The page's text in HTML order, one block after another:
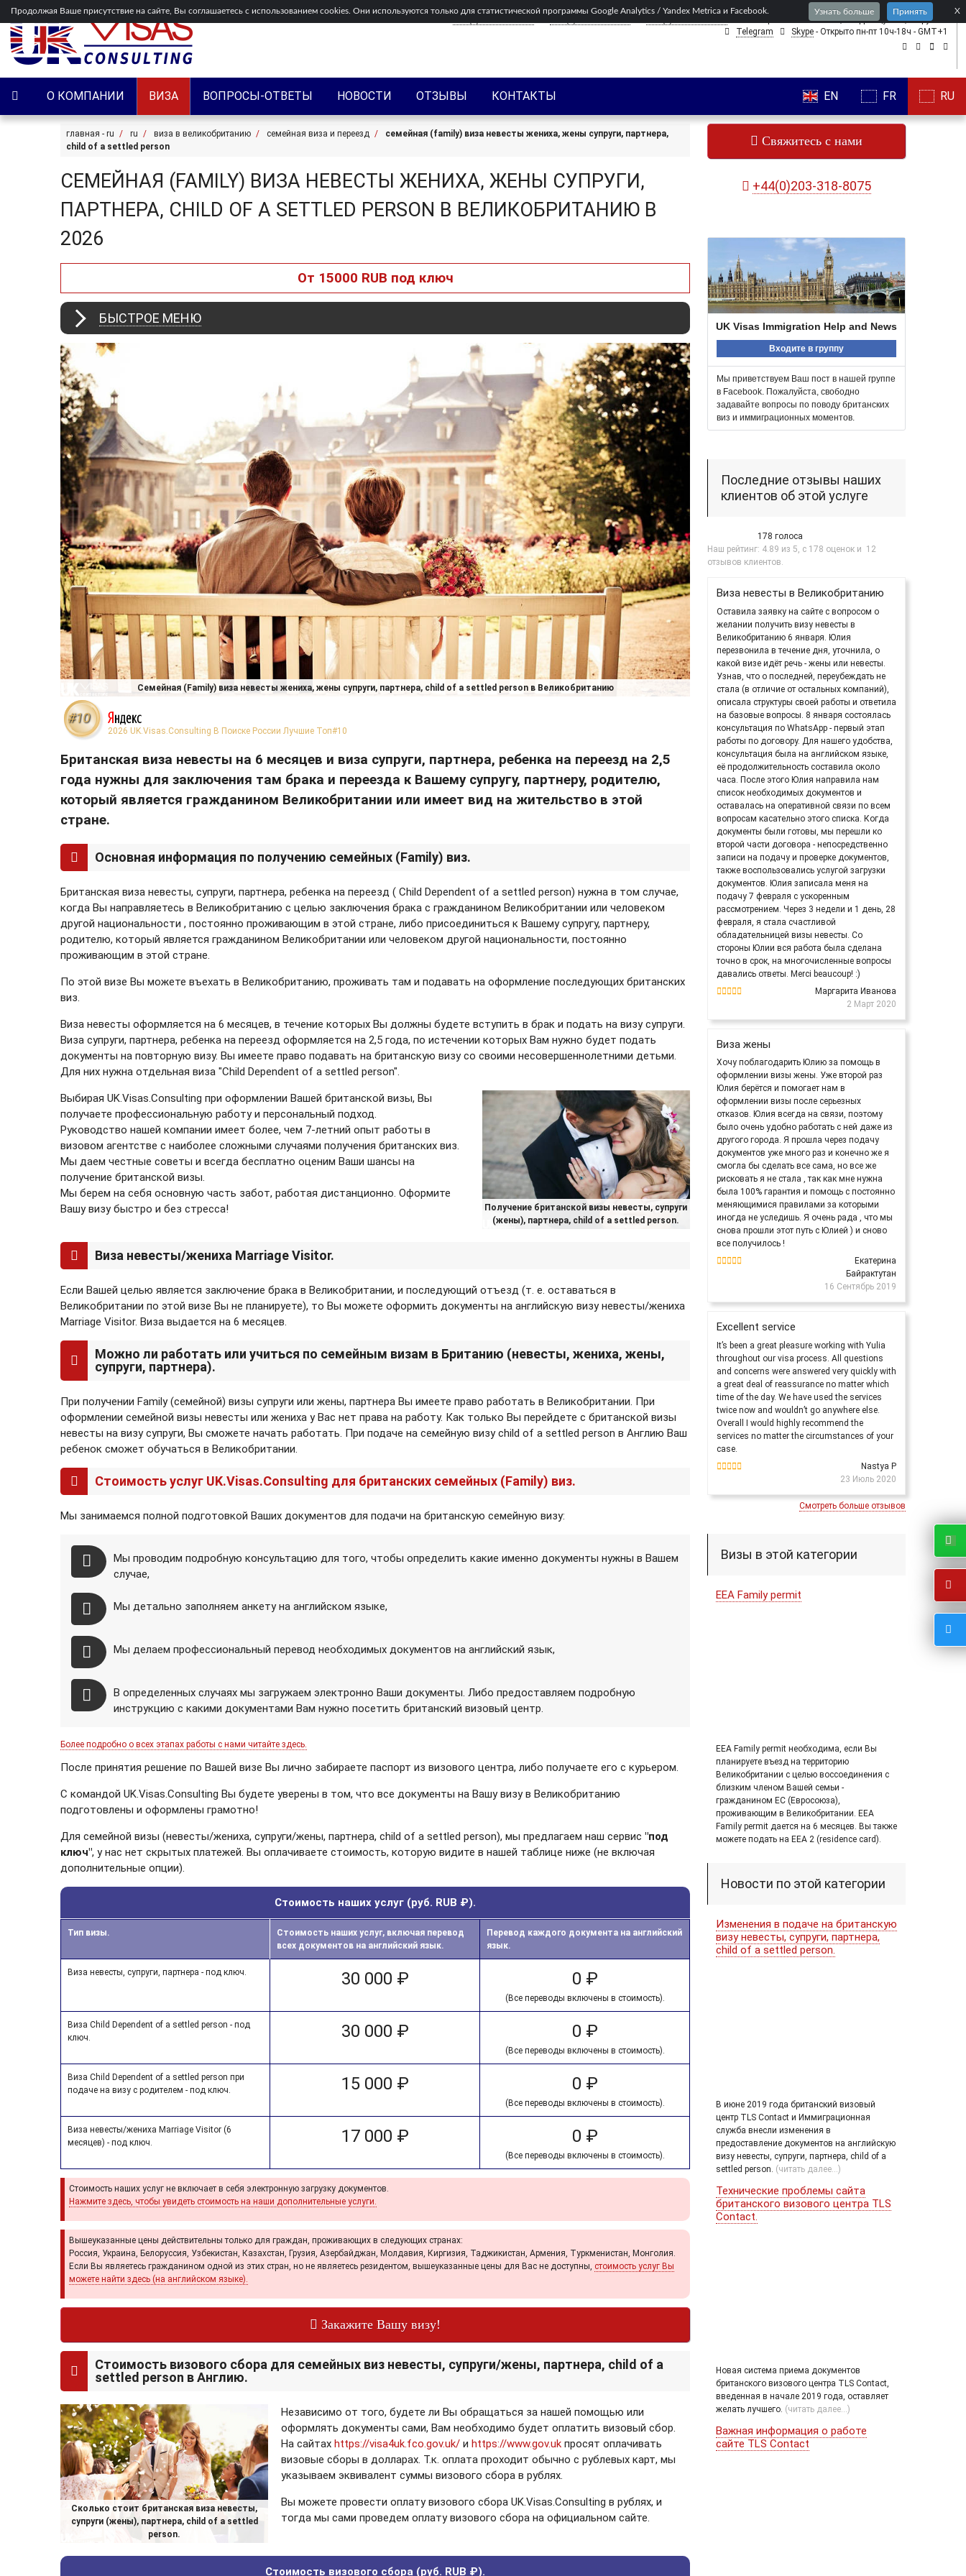
X
Продолжая Ваше присутствие на сайте, Вы соглашаетесь с использованием cookies. Они используются только для статистической программы Google Analytics / Yandex Metrica и Facebook. Узнать больше Принять
по-английски,по-французски,по-русски
Telegram
Skype - Открыто пн-пт 10ч-18ч - GMT+1
О КОМПАНИИ ВИЗА ВОПРОСЫ-ОТВЕТЫ НОВОСТИ ОТЗЫВЫ КОНТАКТЫ EN FR RU
СЕМЕЙНАЯ (FAMILY) ВИЗА НЕВЕСТЫ ЖЕНИХА, ЖЕНЫ СУПРУГИ,
ПАРТНЕРА, CHILD OF A SETTLED PERSON В ВЕЛИКОБРИТАНИЮ В
2026
От 15000 RUB под ключ
БЫСТРОЕ МЕНЮ
Британская виза невесты на 6 месяцев и виза супруги, партнера, ребенка на переезд на 2,5
года нужны для заключения там брака и переезда к Вашему супругу, партнеру, родителю,
который является гражданином Великобритании или имеет вид на жительство в этой
стране.
Основная информация по получению семейных (Family) виз.
Британская виза невесты, супруги, партнера, ребенка на переезд ( Child Dependent of a settled person) нужна в том случае,
когда Вы направляетесь в Великобританию с целью заключения брака с гражданином Великобритании или человеком
другой национальности , постоянно проживающим в этой стране, либо присоединиться к Вашему супругу, партнеру,
родителю, который является гражданином Великобритании или человеком другой национальности, постоянно
проживающим в этой стране.
По этой визе Вы можете въехать в Великобританию, проживать там и подавать на оформление последующих британских
виз.
Виза невесты оформляется на 6 месяцев, в течение которых Вы должны будете вступить в брак и подать на визу супруги.
Виза супруги, партнера, ребенка на переезд оформляется на 2,5 года, по истечении которых Вам нужно будет подать
документы на повторную визу. Вы имеете право подавать на британскую визу со своими несовершеннолетними детьми.
Для них нужна отдельная виза "Child Dependent of a settled person".
Получение британской визы невесты, супруги
(жены), партнера, child of a settled person.
Выбирая UK.Visas.Consulting при оформлении Вашей британской визы, Вы
получаете профессиональную работу и персональный подход.
Руководство нашей компании имеет более, чем 7-летний опыт работы в
визовом агентстве с наиболее сложными случаями получения британских виз.
Мы даем честные советы и всегда бесплатно оценим Ваши шансы на
получение британской визы.
Мы берем на себя основную часть забот, работая дистанционно. Оформите
Вашу визу быстро и без стресса!
Виза невесты/жениха Marriage Visitor.
Если Вашей целью является заключение брака в Великобритании, и последующий отъезд (т. е. оставаться в
Великобритании по этой визе Вы не планируете), то Вы можете оформить документы на английскую визу невесты/жениха
Marriage Visitor. Виза выдается на 6 месяцев.
Можно ли работать или учиться по семейным визам в Британию (невесты, жениха, жены,
супруги, партнера).
При получении Family (семейной) визы супруги или жены, партнера Вы имеете право работать в Великобритании. При
оформлении семейной визы невесты или жениха у Вас нет права на работу. Как только Вы перейдете с британской визы
невесты на визу супруги, Вы сможете начать работать. При подаче на семейную визу child of a settled person в Англию Ваш
ребенок сможет обучаться в Великобритании.
Стоимость услуг UK.Visas.Consulting для британских семейных (Family) виз.
Мы занимаемся полной подготовкой Ваших документов для подачи на британскую семейную визу:
Мы проводим подробную консультацию для того, чтобы определить какие именно документы нужны в Вашем
случае,
Мы детально заполняем анкету на английском языке,
Мы делаем профессиональный перевод необходимых документов на английский язык,
В определенных случаях мы загружаем электронно Ваши документы. Либо предоставляем подробную
инструкцию с какими документами Вам нужно посетить британский визовый центр.
Более подробно о всех этапах работы с нами читайте здесь.
После принятия решение по Вашей визе Вы лично забираете паспорт из визового центра, либо получаете его с курьером.
С командой UK.Visas.Consulting Вы будете уверены в том, что все документы на Вашу визу в Великобританию
подготовлены и оформлены грамотно!
Для семейной визы (невесты/жениха, супруги/жены, партнера, child of a settled person), мы предлагаем наш сервис "под
ключ", у нас нет скрытых платежей. Вы оплачиваете стоимость, которую видите в нашей таблице ниже (не включая
дополнительные опции).
Стоимость наших услуг (руб. RUB ₽).
Тип визы.
Стоимость наших услуг, включая перевод
всех документов на английский язык.
Перевод каждого документа на английский
язык.
Виза невесты, супруги, партнера - под ключ. 30 000 ₽ 0 ₽
(Все переводы включены в стоимость).
Виза Child Dependent of a settled person - под
ключ.
30 000 ₽ 0 ₽
(Все переводы включены в стоимость).
Виза Child Dependent of a settled person при
подаче на визу с родителем - под ключ.
15 000 ₽ 0 ₽
(Все переводы включены в стоимость).
Виза невесты/жениха Marriage Visitor (6
месяцев) - под ключ.
17 000 ₽ 0 ₽
(Все переводы включены в стоимость).
Стоимость наших услуг не включает в себя электронную загрузку документов.
Нажмите здесь, чтобы увидеть стоимость на наши дополнительные услуги.
Вышеуказанные цены действительны только для граждан, проживающих в следующих странах:
Россия, Украина, Белоруссия, Узбекистан, Казахстан, Грузия, Азербайджан, Молдавия, Киргизия, Таджикистан, Армения, Туркменистан, Монголия.
Если Вы являетесь гражданином одной из этих стран, но не являетесь резидентом, вышеуказанные цены для Вас не доступны, стоимость услуг Вы
можете найти здесь (на английском языке).
Закажите Вашу визу!
Стоимость визового сбора для семейных виз невесты, супруги/жены, партнера, child of a
settled person в Англию.
Сколько стоит британская виза невесты,
супруги (жены), партнера, child of a settled
person.
Независимо от того, будете ли Вы обращаться за нашей помощью или
оформлять документы сами, Вам необходимо будет оплатить визовый сбор.
На сайтахhttps://visa4uk.fco.gov.uk/ иhttps://www.gov.uk просят оплачивать
визовые сборы в долларах. Т.к. оплата проходит обычно с рублевых карт, мы
указываем эквивалент суммы визового сбора в рублях.
Вы можете провести оплату визового сбора UK.Visas.Consulting в рублях, и
тогда мы сами проведем оплату визового сбора на официальном сайте.
Стоимость визового сбора (руб. RUB ₽).
главная - ru ru виза в великобританию семейная виза и переезд
семейная (family) виза невесты жениха, жены супруги, партнера,
child of a settled person
#10
2026 UK.Visas.Consulting В Поиске России Лучшие Топ#10
Семейная (Family) виза невесты жениха, жены супруги, партнера, child of a settled person в Великобританию
Свяжитесь с нами
+44(0)203-318-8075
UK Visas Immigration Help and News
Входите в группу
Мы приветствуем Ваш пост в нашей группе
в Facebook. Пожалуйста, свободно
задавайте вопросы по поводу британских
виз и иммиграционных моментов.
Последние отзывы наших
клиентов об этой услуге
Виза невесты в Великобританию
Оставила заявку на сайте с вопросом о
желании получить визу невесты в
Великобританию 6 января. Юлия
перезвонила в течение дня, уточнила, о
какой визе идёт речь - жены или невесты.
Узнав, что о последней, переубеждать не
стала (в отличие от остальных компаний),
описала структуры своей работы и ответила
на базовые вопросы. 8 января состоялась
консультация по WhatsApp - первый этап
работы по договору. Для нашего удобства,
консультация была на английском языке,
её продолжительность составила около
часа. После этого Юлия направила нам
список необходимых документов и
оставалась на оперативной связи по всем
вопросам касательно этого списка. Когда
документы были готовы, мы перешли ко
второй части договора - непосредственно
записи на подачу и проверке документов,
также воспользовались услугой загрузки
документов. Юлия записала меня на
подачу 7 февраля с ускоренным
рассмотрением. Через 3 недели и 1 день, 28
февраля, я стала счастливой
обладательницей визы невесты. Со
стороны Юлии вся работа была сделана
точно в срок, на многочисленные вопросы
давались ответы. Merci beaucoup! :)
Маргарита Иванова
2 Март 2020
Виза жены
Хочу поблагодарить Юлию за помощь в
оформлении визы жены. Уже второй раз
Юлия берётся и помогает нам в
оформлении визы после серьезных
отказов. Юлия всегда на связи, поэтому
было очень удобно работать с ней даже из
другого города. Я прошла через подачу
документов уже много раз и конечно же я
смогла бы сделать все сама, но все же
рисковать я не стала , так как мне нужна
была 100% гарантия и помощь с постоянно
меняющимися правилами за которыми
иногда не уследишь. Я очень рада , что мы
снова прошли этот путь с Юлией ) и сново
все получилось !
Екатерина
Байрактутан
16 Сентябрь 2019
Excellent service
It’s been a great pleasure working with Yulia
throughout our visa process. All questions
and concerns were answered very quickly with
a great deal of reassurance no matter which
time of the day. We have used the services
twice now and wouldn’t go anywhere else.
Overall I would highly recommend the
services no matter the circumstances of your
case.
Nastya P
23 Июль 2020
Смотреть больше отзывов
178 голоса
Наш рейтинг: 4.89 из 5, с 178 оценок и 12
отзывов клиентов.
Визы в этой категории
EEA Family permit
EEA Family permit необходима, если Вы
планируете въезд на территорию
Великобритании с целью воссоединения с
близким членом Вашей семьи -
гражданином ЕС (Евросоюза),
проживающим в Великобритании. EEA
Family permit дается на 6 месяцев. Вы также
можете подать на EEA 2 (residence card).
Новости по этой категории
Изменения в подаче на британскую
визу невесты, супруги, партнера,
child of a settled person.
В июне 2019 года британский визовый
центр TLS Contact и Иммиграционная
служба внесли изменения в
предоставление документов на английскую
визу невесты, супруги, партнера, child of a
settled person. (читать далее...)
Технические проблемы сайта
британского визового центра TLS
Contact.
Новая система приема документов
британского визового центра TLS Contact,
введенная в начале 2019 года, оставляет
желать лучшего. (читать далее...)
Важная информация о работе
сайте TLS Contact